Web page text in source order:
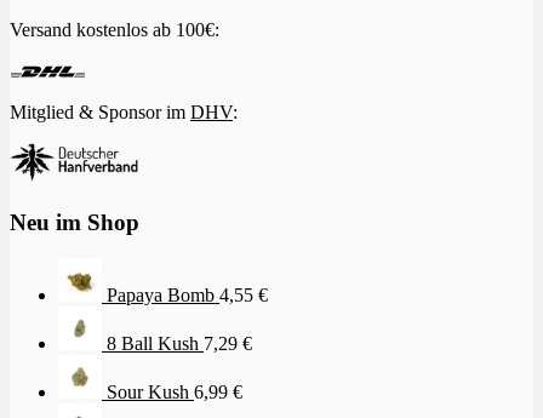
Versand kostenlos ab 100€:
Mitglied & Sponsor im DHV:
Neu im Shop
Papaya Bomb 4,55 €
8 Ball Kush 7,29 €
Sour Kush 6,99 €